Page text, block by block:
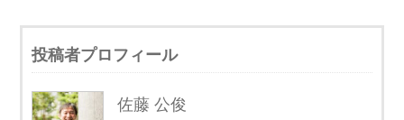
投稿者プロフィール
佐藤 公俊